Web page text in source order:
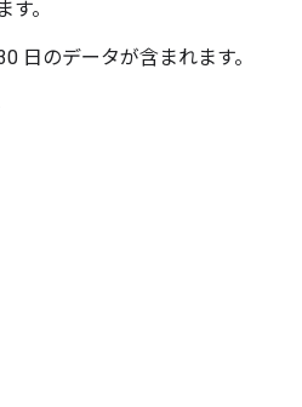
。
日のデータが含まれます。